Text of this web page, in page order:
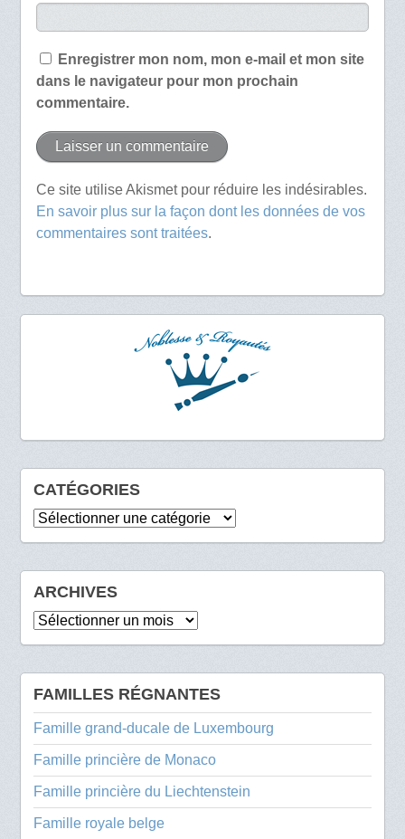
Enregistrer mon nom, mon e-mail et mon site
dans le navigateur pour mon prochain
commentaire.
Ce site utilise Akismet pour réduire les indésirables.
En savoir plus sur la façon dont les données de vos
commentaires sont traitées.
CATÉGORIES
Catégories
ARCHIVES
Archives
FAMILLES RÉGNANTES
Famille grand-ducale de Luxembourg
Famille princière de Monaco
Famille princière du Liechtenstein
Famille royale belge